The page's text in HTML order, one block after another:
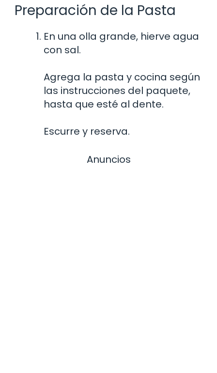
Preparación de la Pasta
En una olla grande, hierve agua
con sal.
Agrega la pasta y cocina según
las instrucciones del paquete,
hasta que esté al dente.
Escurre y reserva.
Anuncios